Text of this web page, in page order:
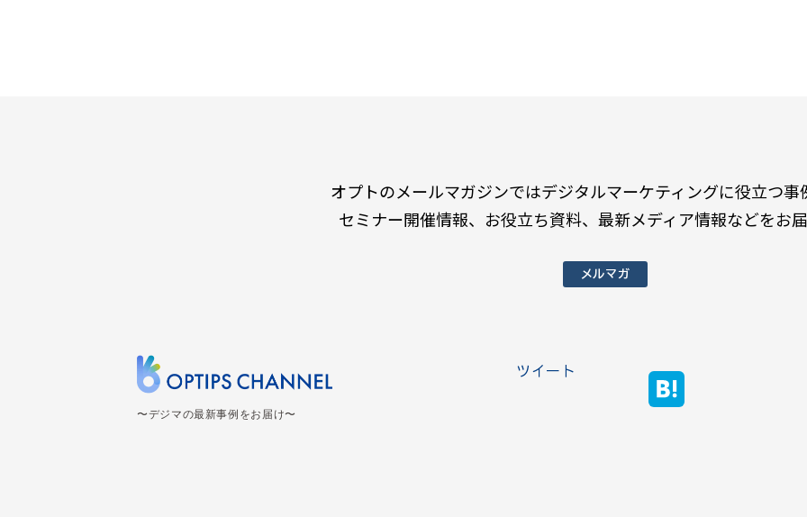
オプトのメールマガジンではデジタルマーケティングに役立つ事
セミナー開催情報、お役立ち資料、最新メディア情報などをお
メルマガ
〜デジマの最新事例をお届け〜
ツイート